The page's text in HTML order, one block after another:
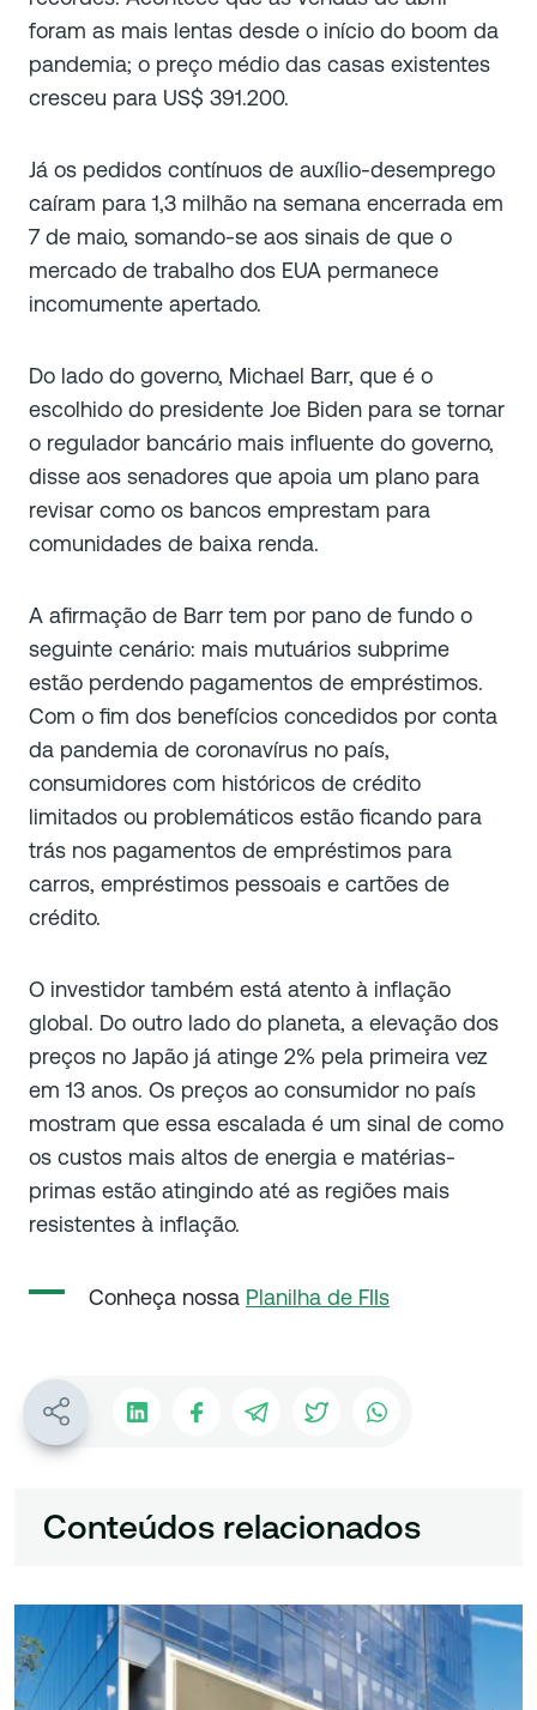
foram as mais lentas desde o início do boom da
pandemia; o preço médio das casas existentes
cresceu para US$ 391.200.
Já os pedidos contínuos de auxílio-desemprego
caíram para 1,3 milhão na semana encerrada em
7 de maio, somando-se aos sinais de que o
mercado de trabalho dos EUA permanece
incomumente apertado.
Do lado do governo, Michael Barr, que é o
escolhido do presidente Joe Biden para se tornar
o regulador bancário mais influente do governo,
disse aos senadores que apoia um plano para
revisar como os bancos emprestam para
comunidades de baixa renda.
A afirmação de Barr tem por pano de fundo o
seguinte cenário: mais mutuários subprime
estão perdendo pagamentos de empréstimos.
Com o fim dos benefícios concedidos por conta
da pandemia de coronavírus no país,
consumidores com históricos de crédito
limitados ou problemáticos estão ficando para
trás nos pagamentos de empréstimos para
carros, empréstimos pessoais e cartões de
crédito.
O investidor também está atento à inflação
global. Do outro lado do planeta, a elevação dos
preços no Japão já atinge 2% pela primeira vez
em 13 anos. Os preços ao consumidor no país
mostram que essa escalada é um sinal de como
os custos mais altos de energia e matérias-
primas estão atingindo até as regiões mais
resistentes à inflação.
Conheça nossa Planilha de FIIs
Conteúdos relacionados